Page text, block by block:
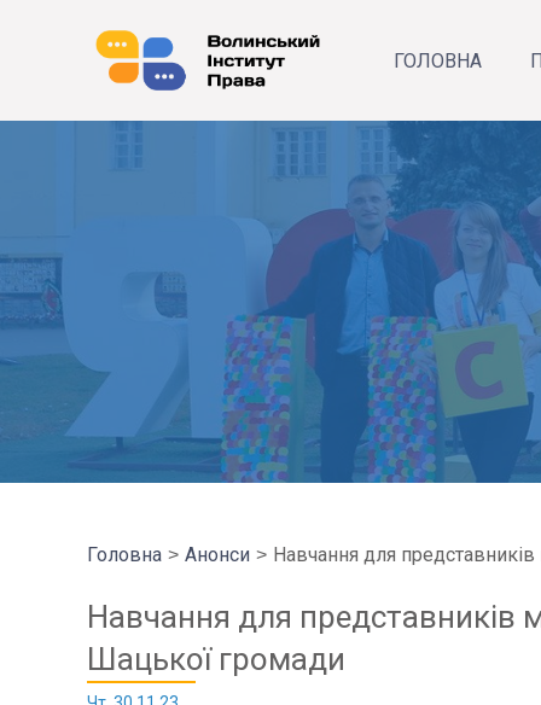
ГОЛОВНА
Головна Анонси Навчання для
Навчання для представників
Шацької громади